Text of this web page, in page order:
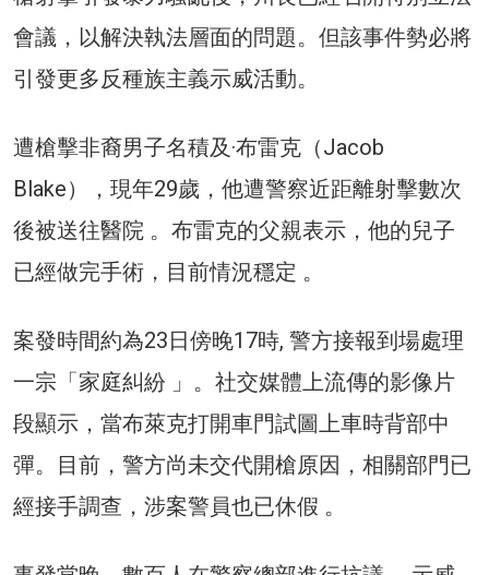
會議，以解決執法層面的問題。但該事件勢必將
引發更多反種族主義示威活動。
遭槍擊非裔男子名積及·布雷克（Jacob
Blake），現年29歲，他遭警察近距離射擊數次
後被送往醫院 。布雷克的父親表示，他的兒子
已經做完手術，目前情況穩定 。
案發時間約為23日傍晚17時, 警方接報到場處理
一宗「家庭糾紛 」。社交媒體上流傳的影像片
段顯示，當布萊克打開車門試圖上車時背部中
彈。目前，警方尚未交代開槍原因，相關部門已
經接手調查，涉案警員也已休假 。